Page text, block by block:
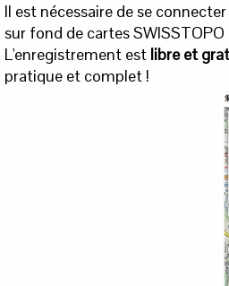
Il est nécessaire de se
sur fond de cartes SWISSTOPO
L'enregistrement est libre et
pratique et complet !